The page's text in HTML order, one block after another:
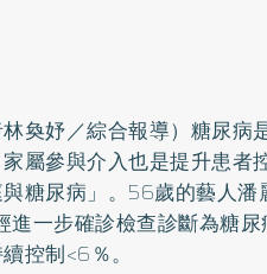
奐妤／綜合報導） 糖尿病
屬參與介入也是提升患者
糖尿病」。56歲的藝人
進一步確診檢查診斷為糖
控制<6％。